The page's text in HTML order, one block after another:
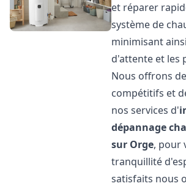
et réparer
système de
minimisant
d'attente et les
Nous offrons
compétitifs et
nos services d'
dépannage
sur Orge, pour
tranquillité
satisfaits nous